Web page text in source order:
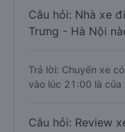
Câu hỏi: Nhà xe
Trưng - Hà Nội
Trả lời: Chuyến xe
vào lúc 21:00 là của
Câu hỏi: Review